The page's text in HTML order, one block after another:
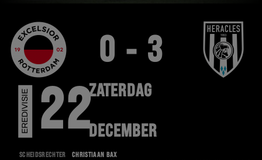
EREDIVISIE 22ZATERDAG
DECEMBER
0 - 3
Scheidsrechter
Christiaan Bax